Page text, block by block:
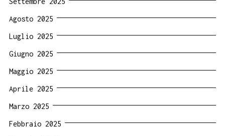
Agosto 2025
Luglio 2025
Giugno 2025
Maggio 2025
Aprile 2025
Marzo 2025
Febbraio 2025